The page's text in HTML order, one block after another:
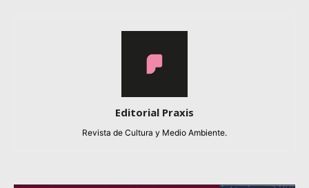
Editorial Praxis
Revista de Cultura y Medio Ambiente.